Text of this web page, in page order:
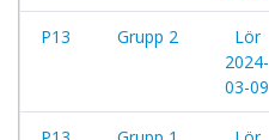
P13 Grupp 2
Lör
2024-
03-09